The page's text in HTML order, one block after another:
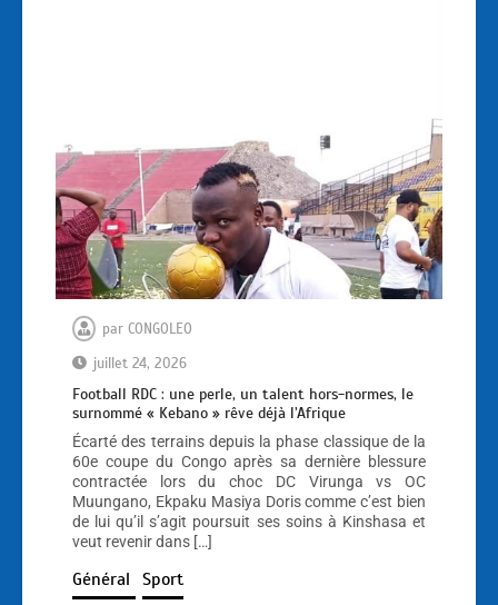
par CONGOLEO
juillet 24, 2026
Football RDC : une perle, un talent hors-normes, le
surnommé « Kebano » rêve déjà l’Afrique
Écarté des terrains depuis la phase classique de la
60e coupe du Congo après sa dernière blessure
contractée lors du choc DC Virunga vs OC
Muungano, Ekpaku Masiya Doris comme c’est bien
de lui qu’il s’agit poursuit ses soins à Kinshasa et
veut revenir dans […]
Général Sport